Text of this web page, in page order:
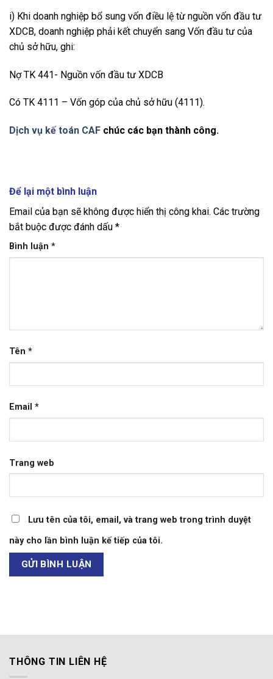
i) Khi doanh nghiệp bổ sung vốn điều lệ từ nguồn vốn đầu tư
XDCB, doanh nghiệp phải kết chuyển sang Vốn đầu tư của
chủ sở hữu, ghi:
Nợ TK 441- Nguồn vốn đầu tư XDCB
Có TK 4111 – Vốn góp của chủ sở hữu (4111).
Dịch vụ kế toán CAF chúc các bạn thành công.
Để lại một bình luận
Email của bạn sẽ không được hiển thị công khai. Các trường
bắt buộc được đánh dấu *
Bình luận *
Tên *
Email *
Trang web
Lưu tên của tôi, email, và trang web trong trình duyệt
này cho lần bình luận kế tiếp của tôi.
THÔNG TIN LIÊN HỆ